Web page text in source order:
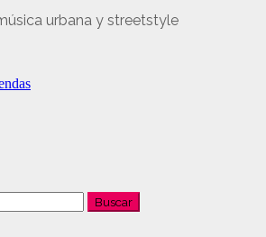
urbana y streetstyle